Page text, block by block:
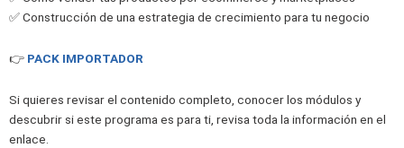
✅ Construcción de una estrategia de crecimiento para tu negocio
👉 PACK IMPORTADOR
Si quieres revisar el contenido completo, conocer los módulos y
descubrir si este programa es para ti, revisa toda la información en el
enlace.